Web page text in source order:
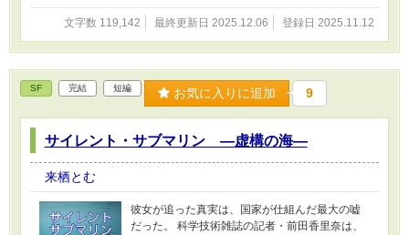
務」生活！ やがて魔王の後継問題に巻き込ま
れ、スタンピードも発生（？）の裏で、フラー
ラとの恋が動き出す――。 笑えて、トキメい
ィ、開園！
文字数 119,142 最終更新日 2025.12.06 登録日 2025.11.12
SF 完結 短編 お気に入りに追加 9
サイレント・サブマリン ―虚構の海―
来栖とむ
彼女が追った真実は、国家が仕組んだ最大の嘘
だった。 科学技術雑誌の記者・前田香里奈は、